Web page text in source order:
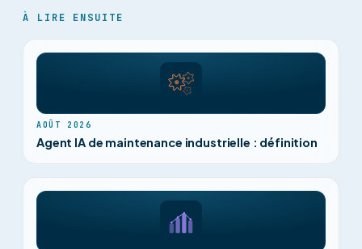
À LIRE ENSUITE
AOÛT 2026
Agent IA de maintenance industrielle : définition